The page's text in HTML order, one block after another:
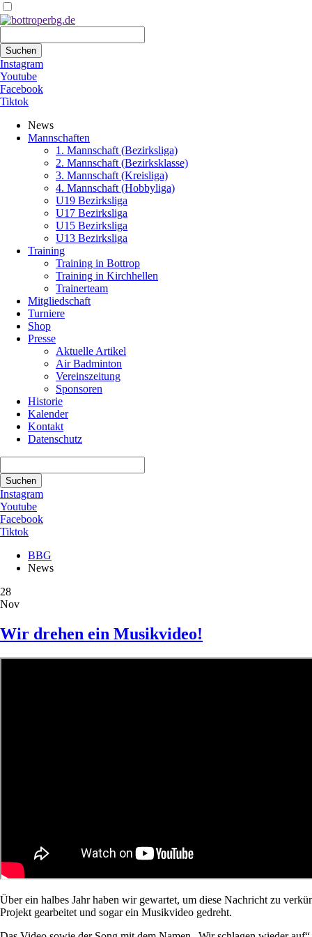
Suchen
Instagram
Youtube
Facebook
Tiktok
überspringen
News
Mannschaften
1. Mannschaft (Bezirksliga)
2. Mannschaft (Bezirksklasse)
3. Mannschaft (Kreisliga)
4. Mannschaft (Hobbyliga)
U19 Bezirksliga
U17 Bezirksliga
U15 Bezirksliga
U13 Bezirksliga
Training
Training in Bottrop
Training in Kirchhellen
Trainerteam
Mitgliedschaft
Turniere
Shop
Presse
Aktuelle Artikel
Air Badminton
Vereinszeitung
Sponsoren
Historie
Kalender
Kontakt
Datenschutz
Suchen
Instagram
Youtube
Facebook
Tiktok
BBG
News
28
Nov
Wir drehen ein Musikvideo!
Über ein halbes Jahr haben wir gewartet, um diese Nachricht zu
Projekt gearbeitet und sogar ein Musikvideo gedreht.